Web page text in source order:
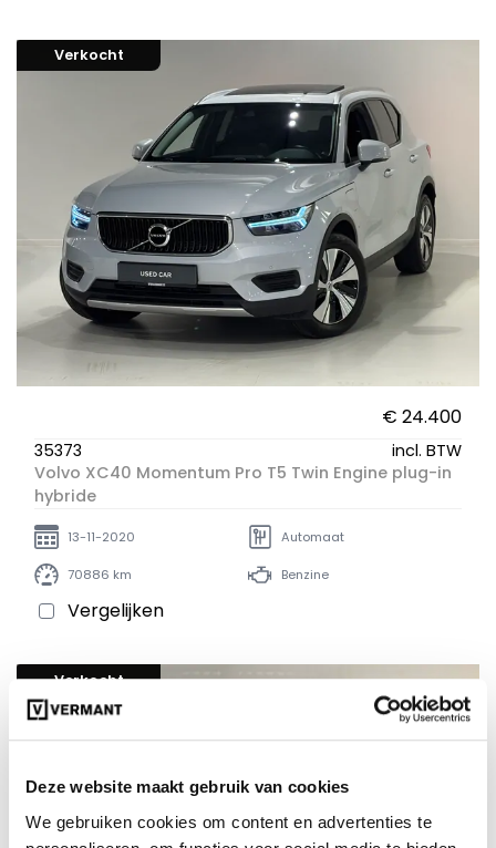
Deze website maakt gebruik van cookies
We gebruiken cookies om content en advertenties te
Verkocht
€ 24.400
35373
incl. BTW
Volvo XC40 Momentum Pro T5 Twin Engine plug-in
hybride
13-11-2020 Automaat
70886 km Benzine
Vergelijken
Verkocht